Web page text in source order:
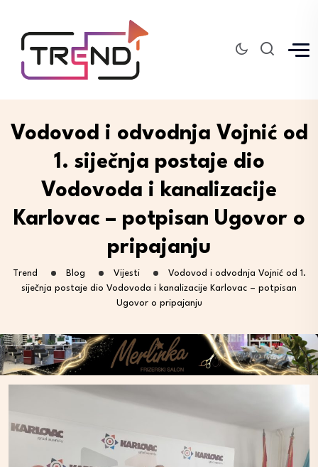
Vodovod i odvodnja Vojnić od
1. siječnja postaje dio
Vodovoda i kanalizacije
Karlovac – potpisan Ugovor o
pripajanju
Trend Blog Vijesti
Vodovod i odvodnja Vojnić od 1.
siječnja postaje dio Vodovoda i kanalizacije Karlovac – potpisan
Ugovor o pripajanju